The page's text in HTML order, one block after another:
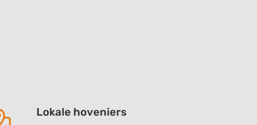
Lokale hoveniers